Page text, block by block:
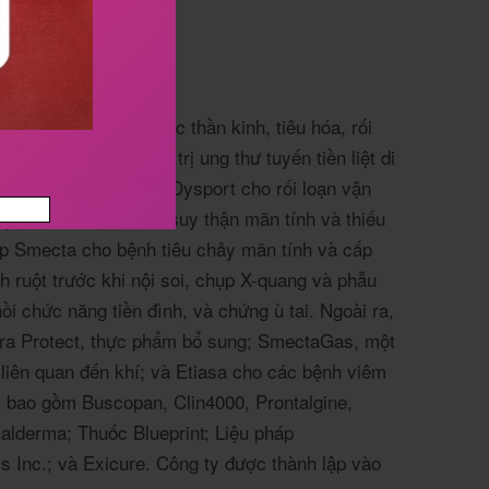
ung thư, khoa học thần kinh, tiêu hóa, rối
Decapeptyl để điều trị ung thư tuyến tiền liệt di
Dysport cho rối loạn vận
hội chứng Turner, suy thận mãn tính và thiếu
Smecta cho bệnh tiêu chảy mãn tính và cấp
ruột trước khi nội soi, chụp X-quang và phẫu
chức năng tiền đình, và chứng ù tai. Ngoài ra,
Protect, thực phẩm bổ sung; SmectaGas, một
quan đến khí; và Etiasa cho các bệnh viêm
gồm Buscopan, Clin4000, Prontalgine,
Thuốc Blueprint; Liệu pháp
Inc.; và Exicure. Công ty được thành lập vào